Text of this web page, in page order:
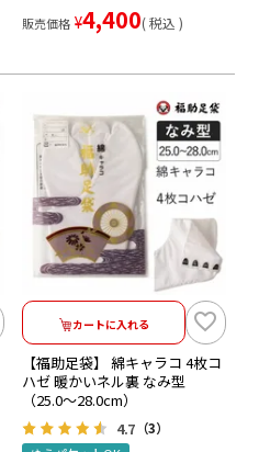
販売価格 ¥4,400 税込
カートに入れる
【福助足袋】 綿キャラコ 4枚コ
ハゼ 暖かいネル裏 なみ型
（25.0～28.0cm）
4.7 （3）